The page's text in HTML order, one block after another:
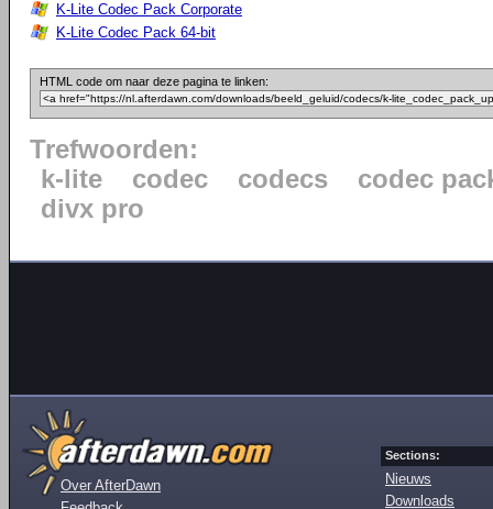
K-Lite Codec Pack Corporate
K-Lite Codec Pack 64-bit
HTML code om naar deze pagina te linken:
Trefwoorden:
k-lite
codec codecs
codec
divx pro
Over AfterDawn
Sections:
Nieuws
Downloads